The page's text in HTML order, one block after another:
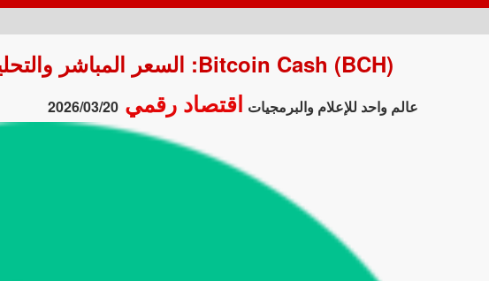
Bitcoin Cash (BCH): السعر المباشر والتحليل الفني لعام 2026-03-20 17:29:43
عالم واحد للإعلام والبرمجيات اقتصاد رقمي 2026/03/20